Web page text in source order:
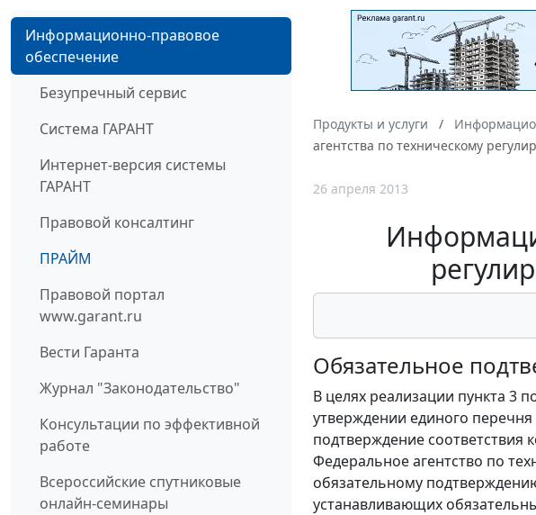
Информационно-правовое
обеспечение
Безупречный сервис
Система ГАРАНТ
Интернет-версия системы
ГАРАНТ
Правовой консалтинг
ПРАЙМ
Правовой портал
www.garant.ru
Вести Гаранта
Журнал "Законодательство"
Консультации по эффективной
работе
Всероссийские спутниковые
онлайн-семинары
Продукты и услуги
агентства по техническому
26 апреля 2013
Обязательное
В целях реализации пункта 3
утверждении единого
подтверждение соответствия
Федеральное агентство по
обязательному
устанавливающих